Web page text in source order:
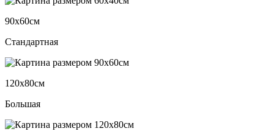
90х60см
Стандартная
120х80см
Большая